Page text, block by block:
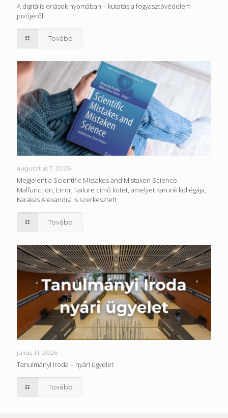
A digitális óriások nyomában – kutatás a fogyasztóvédelem
jövőjéről
Tovább
augusztus 7, 2026
Megjelent a Scientific Mistakes and Mistaken Science.
Malfunction, Error, Failure című kötet, amelyet Karunk kollégája,
Karakas Alexandra is szerkesztett
Tovább
július 31, 2026
Tanulmányi Iroda – nyári ügyelet
Tovább